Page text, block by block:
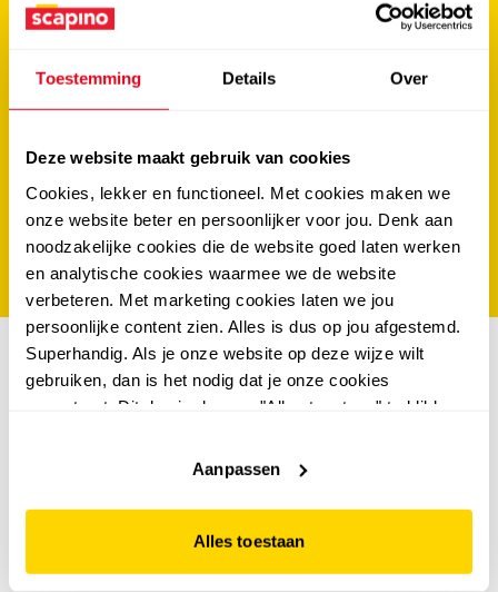
Toestemming Details Over
Deze website maakt gebruik van cookies
Cookies, lekker en functioneel. Met cookies maken we
onze website beter en persoonlijker voor jou. Denk aan
noodzakelijke cookies die de website goed laten werken
en analytische cookies waarmee we de website
verbeteren. Met marketing cookies laten we jou
persoonlijke content zien. Alles is dus op jou afgestemd.
Superhandig. Als je onze website op deze wijze wilt
gebruiken, dan is het nodig dat je onze cookies
accepteert. Dit doe je door op "Alles toestaan" te klikken.
website niet optimaal functioneert.
Aanpassen
Alles toestaan
achternaam*
IK MELD MIJ AAN